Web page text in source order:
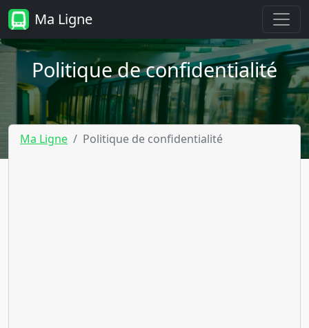
Ma Ligne
Politique de confidentialité
Ma Ligne Politique de confidentialité